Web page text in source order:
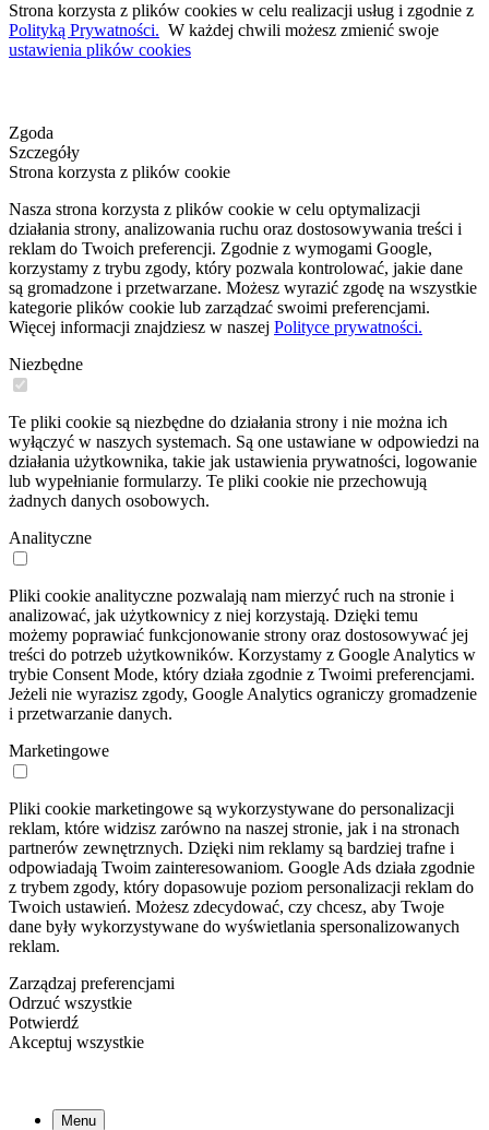
Strona korzysta z plików cookies w celu realizacji usług i zgodnie z
Polityką Prywatności. W każdej chwili możesz zmienić swoje
ustawienia plików cookies
Zgoda
Szczegóły
Strona korzysta z plików cookie
Nasza strona korzysta z plików cookie w celu optymalizacji
działania strony, analizowania ruchu oraz dostosowywania treści i
reklam do Twoich preferencji. Zgodnie z wymogami Google,
korzystamy z trybu zgody, który pozwala kontrolować, jakie dane
są gromadzone i przetwarzane. Możesz wyrazić zgodę na wszystkie
kategorie plików cookie lub zarządzać swoimi preferencjami.
Więcej informacji znajdziesz w naszej Polityce prywatności.
Niezbędne
Te pliki cookie są niezbędne do działania strony i nie można ich
wyłączyć w naszych systemach. Są one ustawiane w odpowiedzi na
działania użytkownika, takie jak ustawienia prywatności, logowanie
lub wypełnianie formularzy. Te pliki cookie nie przechowują
żadnych danych osobowych.
Analityczne
Pliki cookie analityczne pozwalają nam mierzyć ruch na stronie i
analizować, jak użytkownicy z niej korzystają. Dzięki temu
możemy poprawiać funkcjonowanie strony oraz dostosowywać jej
treści do potrzeb użytkowników. Korzystamy z Google Analytics w
trybie Consent Mode, który działa zgodnie z Twoimi preferencjami.
Jeżeli nie wyrazisz zgody, Google Analytics ograniczy gromadzenie
i przetwarzanie danych.
Marketingowe
Pliki cookie marketingowe są wykorzystywane do personalizacji
reklam, które widzisz zarówno na naszej stronie, jak i na stronach
partnerów zewnętrznych. Dzięki nim reklamy są bardziej trafne i
odpowiadają Twoim zainteresowaniom. Google Ads działa zgodnie
z trybem zgody, który dopasowuje poziom personalizacji reklam do
Twoich ustawień. Możesz zdecydować, czy chcesz, aby Twoje
dane były wykorzystywane do wyświetlania spersonalizowanych
reklam.
Zarządzaj preferencjami
Odrzuć wszystkie
Potwierdź
Akceptuj wszystkie
Menu